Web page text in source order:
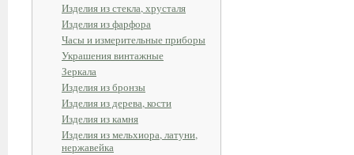
Изделия из стекла, хрусталя
Изделия из фарфора
Часы и измерительные приборы
Украшения винтажные
Зеркала
Изделия из бронзы
Изделия из дерева, кости
Изделия из камня
Изделия из мельхиора, латуни,
нержавейка